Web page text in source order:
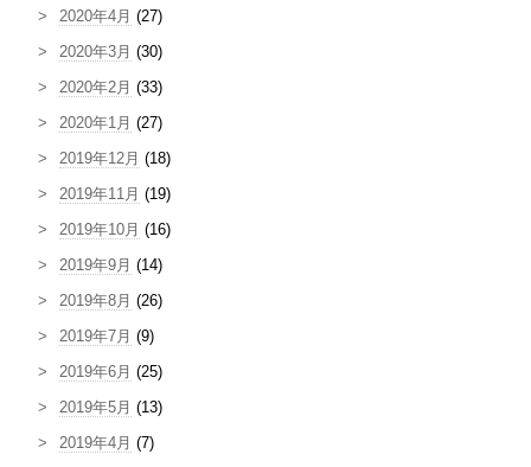
2020年4月 (27)
2020年3月 (30)
2020年2月 (33)
2020年1月 (27)
2019年12月 (18)
2019年11月 (19)
2019年10月 (16)
2019年9月 (14)
2019年8月 (26)
2019年7月 (9)
2019年6月 (25)
2019年5月 (13)
2019年4月 (7)